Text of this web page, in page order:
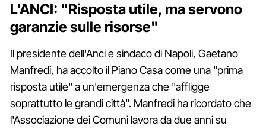
L'ANCI: "Risposta utile, ma servono
garanzie sulle risorse"
Il presidente dell'Anci e sindaco di Napoli, Gaetano
Manfredi, ha accolto il Piano Casa come una "prima
risposta utile" a un'emergenza che "affligge
soprattutto le grandi città". Manfredi ha ricordato che
l'Associazione dei Comuni lavora da due anni su